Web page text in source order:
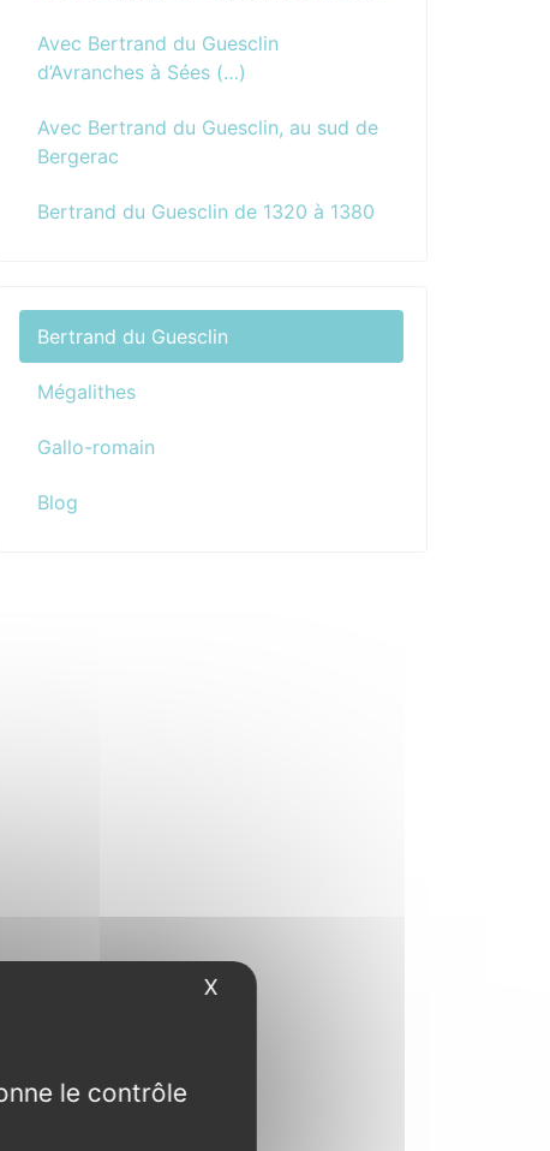
Avec Bertrand du Guesclin
d’Avranches à Sées (…)
Avec Bertrand du Guesclin, au sud de
Bergerac
Bertrand du Guesclin de 1320 à 1380
Bertrand du Guesclin
Mégalithes
Gallo-romain
Blog
le contrôle
X Masquer le bandeau des cookies